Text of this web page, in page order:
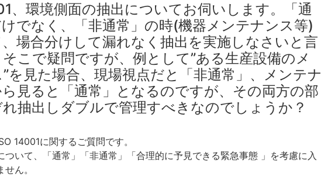
、環境側面の抽出についてお伺いします。「通
でなく、「非通常」の時(機器メンテナンス等)
場合分けして漏れなく抽出を実施しなさいと言
こで疑問ですが、例として”ある生産設備のメ
を見た場合、現場視点だと「非通常」、メンテナ
見ると「通常」となるのですが、その両方の部
抽出しダブルで管理すべきなのでしょうか？
14001に関するご質問です。
ついて、「通常」「非通常」「合理的に予見できる緊急事態 」を考慮に入
ん。